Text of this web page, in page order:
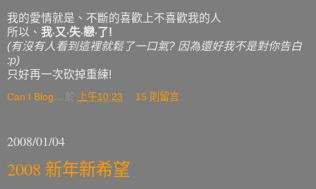
我的愛情就是、不斷的喜歡上不喜歡我的人
所以、 我‧又‧失‧戀‧了!
(有沒有人看到這裡就鬆了一口氣? 因為還好我不是對你告白
:p)
只好再一次砍掉重練!
Can I Blog... 於 上午10:23 15 則留言:
2008/01/04
2008 新年新希望